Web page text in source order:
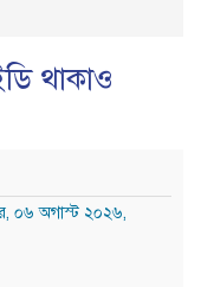
থাকাও
০৬ অগাস্ট ২০২৬,